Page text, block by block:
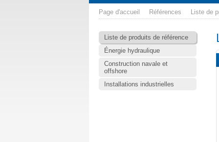
Page d'accueil Références Liste de
Liste de produits de référence
Énergie hydraulique
Construction navale et
offshore
Installations industrielles